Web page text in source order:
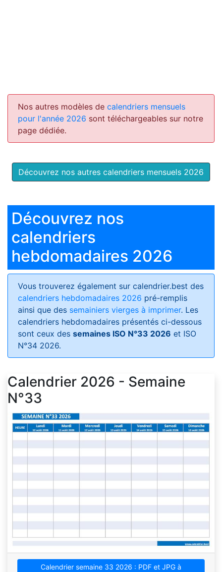
Nos autres modèles de calendriers mensuels
pour l'année 2026 sont téléchargeables sur notre
page dédiée.
Découvrez nos autres calendriers mensuels 2026
Découvrez nos
calendriers
hebdomadaires 2026
Vous trouverez également sur calendrier.best des
calendriers hebdomadaires 2026 pré-remplis
ainsi que des semainiers vierges à imprimer. Les
calendriers hebdomadaires présentés ci-dessous
sont ceux des semaines ISO N°33 2026 et ISO
N°34 2026.
Calendrier 2026 - Semaine
N°33
Calendrier semaine 33 2026 : PDF et JPG à